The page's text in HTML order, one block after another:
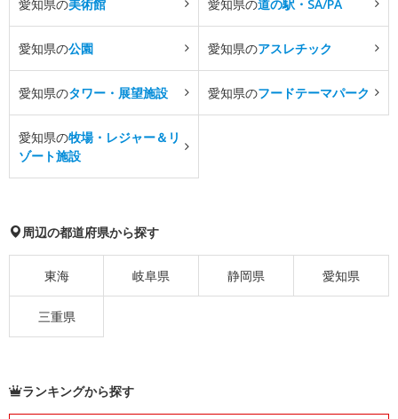
愛知県の美術館 愛知県の道の駅・SA/PA
愛知県の公園 愛知県のアスレチック
愛知県のタワー・展望施設 愛知県のフードテーマパーク
愛知県の牧場・レジャー＆リ
ゾート施設
周辺の都道府県から探す
東海 岐阜県 静岡県 愛知県
三重県
ランキングから探す